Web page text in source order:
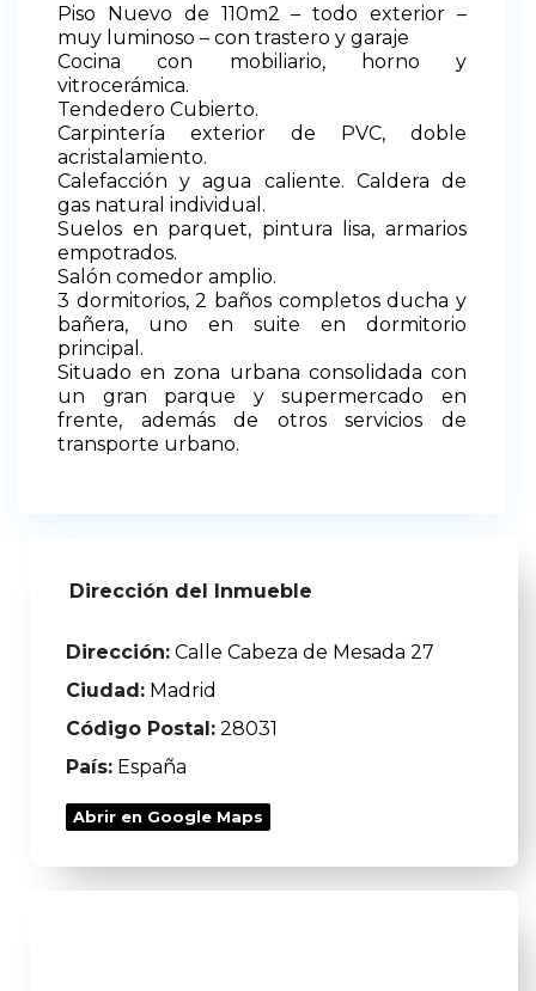
Piso Nuevo de 110m2 – todo exterior –
muy luminoso – con trastero y garaje
Cocina con mobiliario, horno y
vitrocerámica.
Tendedero Cubierto.
Carpintería exterior de PVC, doble
acristalamiento.
Calefacción y agua caliente. Caldera de
gas natural individual.
Suelos en parquet, pintura lisa, armarios
empotrados.
Salón comedor amplio.
3 dormitorios, 2 baños completos ducha y
bañera, uno en suite en dormitorio
principal.
Situado en zona urbana consolidada con
un gran parque y supermercado en
frente, además de otros servicios de
transporte urbano.
Dirección del Inmueble
Dirección: Calle Cabeza de Mesada 27
Ciudad: Madrid
Código Postal: 28031
País: España
Abrir en Google Maps